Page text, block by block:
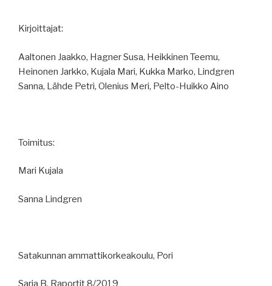
Kirjoittajat:
Aaltonen Jaakko, Hagner Susa, Heikkinen Teemu,
Heinonen Jarkko, Kujala Mari, Kukka Marko, Lindgren
Sanna, Lähde Petri, Olenius Meri, Pelto-Huikko Aino
Toimitus:
Mari Kujala
Sanna Lindgren
Satakunnan ammattikorkeakoulu, Pori
Sarja B, Raportit 8/2019